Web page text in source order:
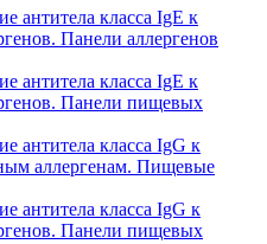
антитела класса IgE к
Панели аллергенов
антитела класса IgE к
Панели пищевых
антитела класса IgG к
аллергенам. Пищевые
антитела класса IgG к
Панели пищевых